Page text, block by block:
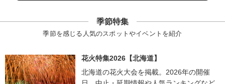
季節特集
季節を感じる人気のスポットやイベントを紹介
花火特集2026【北海道】
北海道の花火大会を掲載。2026年の開催